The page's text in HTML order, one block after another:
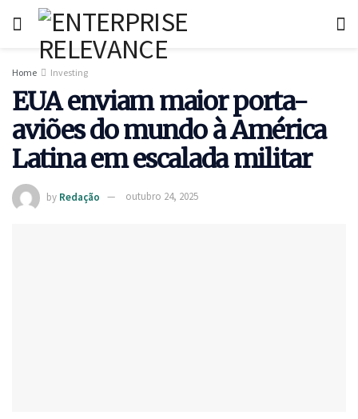
Home Investing
EUA enviam maior porta-
aviões do mundo à América
Latina em escalada militar
by Redação outubro 24, 2025